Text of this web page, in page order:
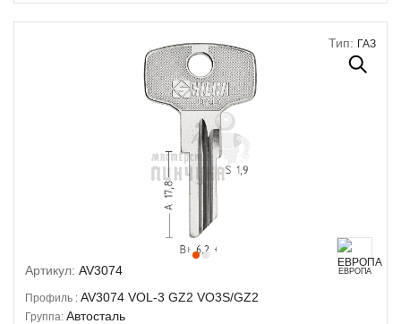
Тип: ГАЗ
Артикул: AV3074 ЕВРОПА
Профиль : AV3074 VOL-3 GZ2 VO3S/GZ2
Группа: Автосталь